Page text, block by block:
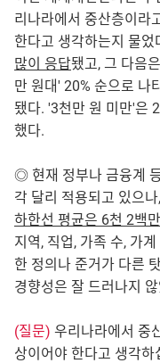
리나라에서 중산층이라
한다고 생각하는지 물었
많이 응답됐고, 그 다음
만 원대' 20% 순으로 나
됐다. '3천만 원 미만'은
했다.
◎ 현재 정부나 금융계
각 달리 적용되고 있으나,
하한선 평균은 6천 2백
지역, 직업, 가족 수, 가
한 정의나 준거가 다른
경향성은 잘 드러나지
(질문) 우리나라에서 중
상이어야 한다고 생각하